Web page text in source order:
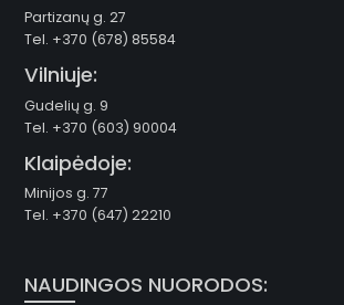
Partizanų g. 27
Tel. +370 (678) 85584
Vilniuje:
Gudelių g. 9
Tel. +370 (603) 90004
Klaipėdoje:
Minijos g. 77
Tel. +370 (647) 22210
NAUDINGOS NUORODOS: